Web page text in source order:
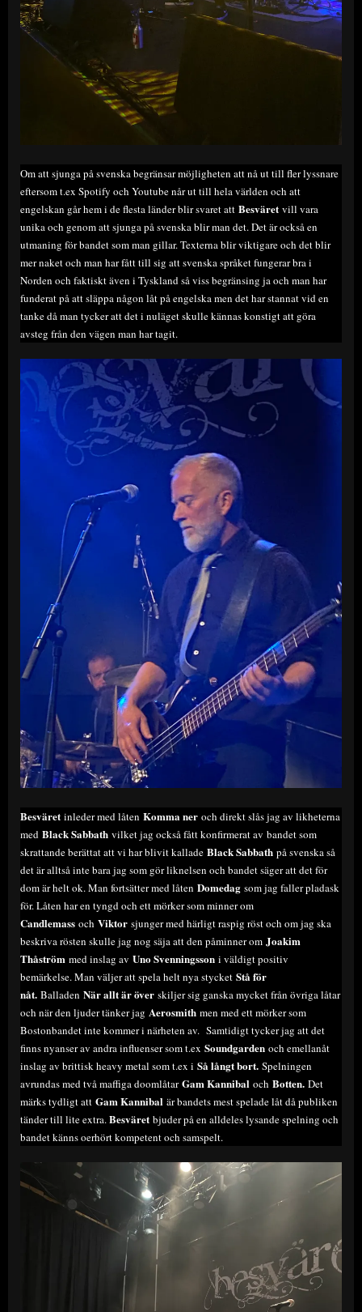
Om att sjunga på svenska begränsar möjligheten att nå ut till fler lyssnare
eftersom t.ex Spotify och Youtube når ut till hela världen och att
engelskan går hem i de flesta länder blir svaret att Besväret vill vara
unika och genom att sjunga på svenska blir man det. Det är också en
utmaning för bandet som man gillar. Texterna blir viktigare och det blir
mer naket och man har fått till sig att svenska språket fungerar bra i
Norden och faktiskt även i Tyskland så viss begränsing ja och man har
funderat på att släppa någon låt på engelska men det har stannat vid en
tanke då man tycker att det i nuläget skulle kännas konstigt att göra
avsteg från den vägen man har tagit.
Besväret inleder med låten Komma ner och direkt slås jag av likheterna
med Black Sabbath vilket jag också fått konfirmerat av bandet som
skrattande berättat att vi har blivit kallade Black Sabbath på svenska så
det är alltså inte bara jag som gör liknelsen och bandet säger att det för
dom är helt ok. Man fortsätter med låten Domedag som jag faller pladask
för. Låten har en tyngd och ett mörker som minner om
Candlemass och Viktor sjunger med härligt raspig röst och om jag ska
beskriva rösten skulle jag nog säja att den påminner om Joakim
Thåström med inslag av Uno Svenningsson i väldigt positiv
bemärkelse. Man väljer att spela helt nya stycket Stå för
nåt. Balladen När allt är över skiljer sig ganska mycket från övriga låtar
och när den ljuder tänker jag Aerosmith men med ett mörker som
Bostonbandet inte kommer i närheten av. Samtidigt tycker jag att det
finns nyanser av andra influenser som t.ex Soundgarden och emellanåt
inslag av brittisk heavy metal som t.ex i Så långt bort. Spelningen
avrundas med två maffiga doomlåtarGam Kannibal och Botten. Det
märks tydligt att Gam Kannibal är bandets mest spelade låt då publiken
tänder till lite extra.Besväret bjuder på en alldeles lysande spelning och
bandet känns oerhört kompetent och samspelt.